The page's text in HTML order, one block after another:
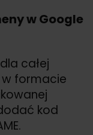
w Google
całej
formacie
kod